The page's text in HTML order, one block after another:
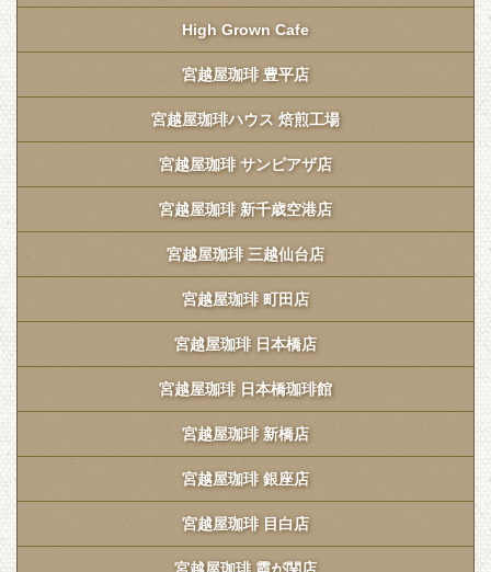
High Grown Cafe
宮越屋珈琲 豊平店
宮越屋珈琲ハウス 焙煎工場
宮越屋珈琲 サンピアザ店
宮越屋珈琲 新千歳空港店
宮越屋珈琲 三越仙台店
宮越屋珈琲 町田店
宮越屋珈琲 日本橋店
宮越屋珈琲 日本橋珈琲館
宮越屋珈琲 新橋店
宮越屋珈琲 銀座店
宮越屋珈琲 目白店